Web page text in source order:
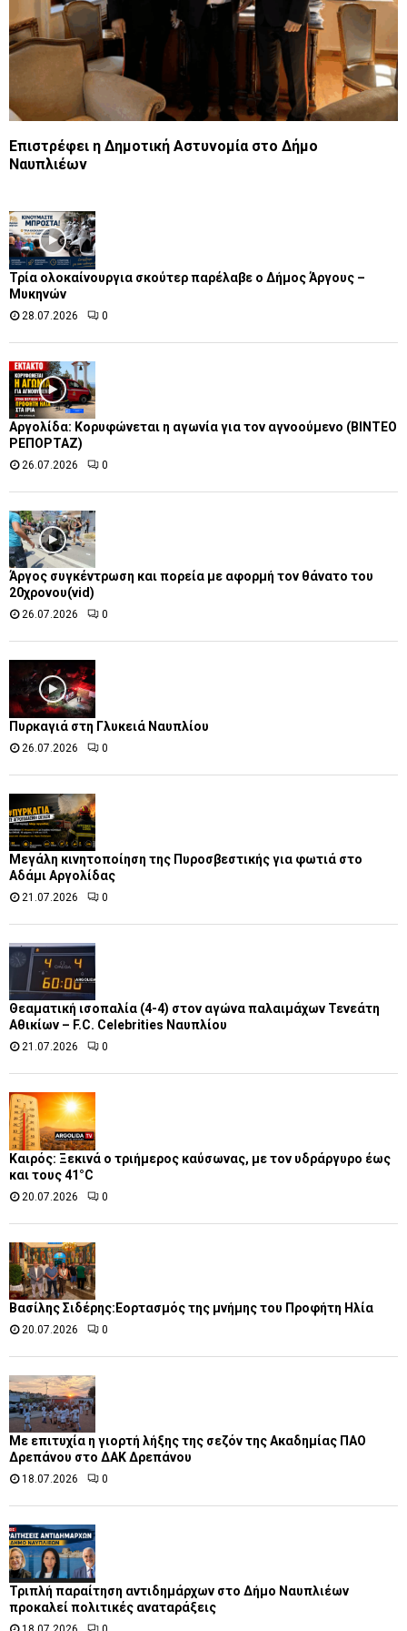
Επιστρέφει η Δημοτική Αστυνομία στο Δήμο
Ναυπλιέων
Τρία ολοκαίνουργια σκούτερ παρέλαβε o Δήμος Άργους –
Μυκηνών
28.07.2026 0
Αργολίδα: Κορυφώνεται η αγωνία για τον αγνοούμενο (ΒΙΝΤΕΟ
ΡΕΠΟΡΤΑΖ)
26.07.2026 0
Άργος συγκέντρωση και πορεία με αφορμή τον θάνατο του
20χρονου(vid)
26.07.2026 0
Πυρκαγιά στη Γλυκειά Ναυπλίου
26.07.2026 0
Μεγάλη κινητοποίηση της Πυροσβεστικής για φωτιά στο
Αδάμι Αργολίδας
21.07.2026 0
Θεαματική ισοπαλία (4-4) στον αγώνα παλαιμάχων Τενεάτη
Αθικίων – F.C. Celebrities Ναυπλίου
21.07.2026 0
Καιρός: Ξεκινά ο τριήμερος καύσωνας, με τον υδράργυρο έως
και τους 41°C
20.07.2026 0
Βασίλης Σιδέρης:Εορτασμός της μνήμης του Προφήτη Ηλία
20.07.2026 0
Με επιτυχία η γιορτή λήξης της σεζόν της Ακαδημίας ΠΑΟ
Δρεπάνου στο ΔΑΚ Δρεπάνου
18.07.2026 0
Τριπλή παραίτηση αντιδημάρχων στο Δήμο Ναυπλιέων
προκαλεί πολιτικές αναταράξεις